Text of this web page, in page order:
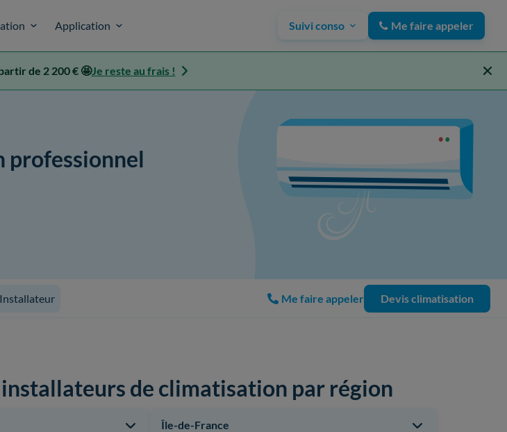
Application Suivi conso Me faire appeler
de 2 200 € 🤩Je reste au frais !
professionnel
Installateur Me faire appeler Devis climatisation
de climatisation par région
Île-de-France